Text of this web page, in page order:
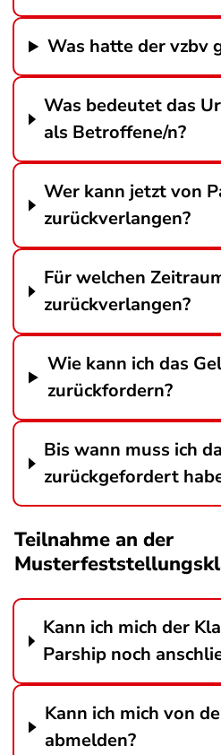
Was hatte der vzbv
Was bedeutet das
als Betroffene/n?
Wer kann jetzt von
zurückverlangen?
Für welchen
zurückverlangen?
Wie kann ich das
zurückfordern?
Bis wann muss ich
zurückgefordert
Teilnahme an der
Kann ich mich der
Parship noch
Kann ich mich von
abmelden?